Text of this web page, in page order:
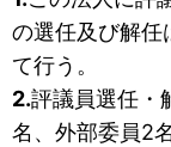
の選任及び解任
て行う。
2.評議員選任・
名、外部委員2